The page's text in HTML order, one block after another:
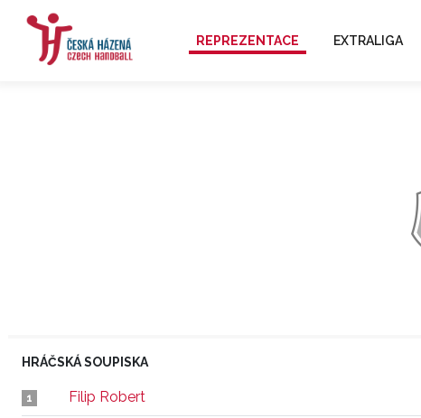
REPREZENTACE EXTRALIGA
HRÁČSKÁ SOUPISKA
1 Filip Robert